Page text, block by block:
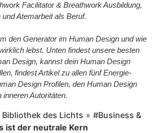
Facilitator & Breathwork Ausbildung,
Atemarbeit als Beruf.
den Generator im Human Design und wie
lebst. Unten findest unsere besten
Design, kannst dein Human Design
findest Artikel zu allen fünf Energie-
Design Profilen, den Human Design
inneren Autoritäten.
Bibliothek des Lichts » #Business &
ist der neutrale Kern